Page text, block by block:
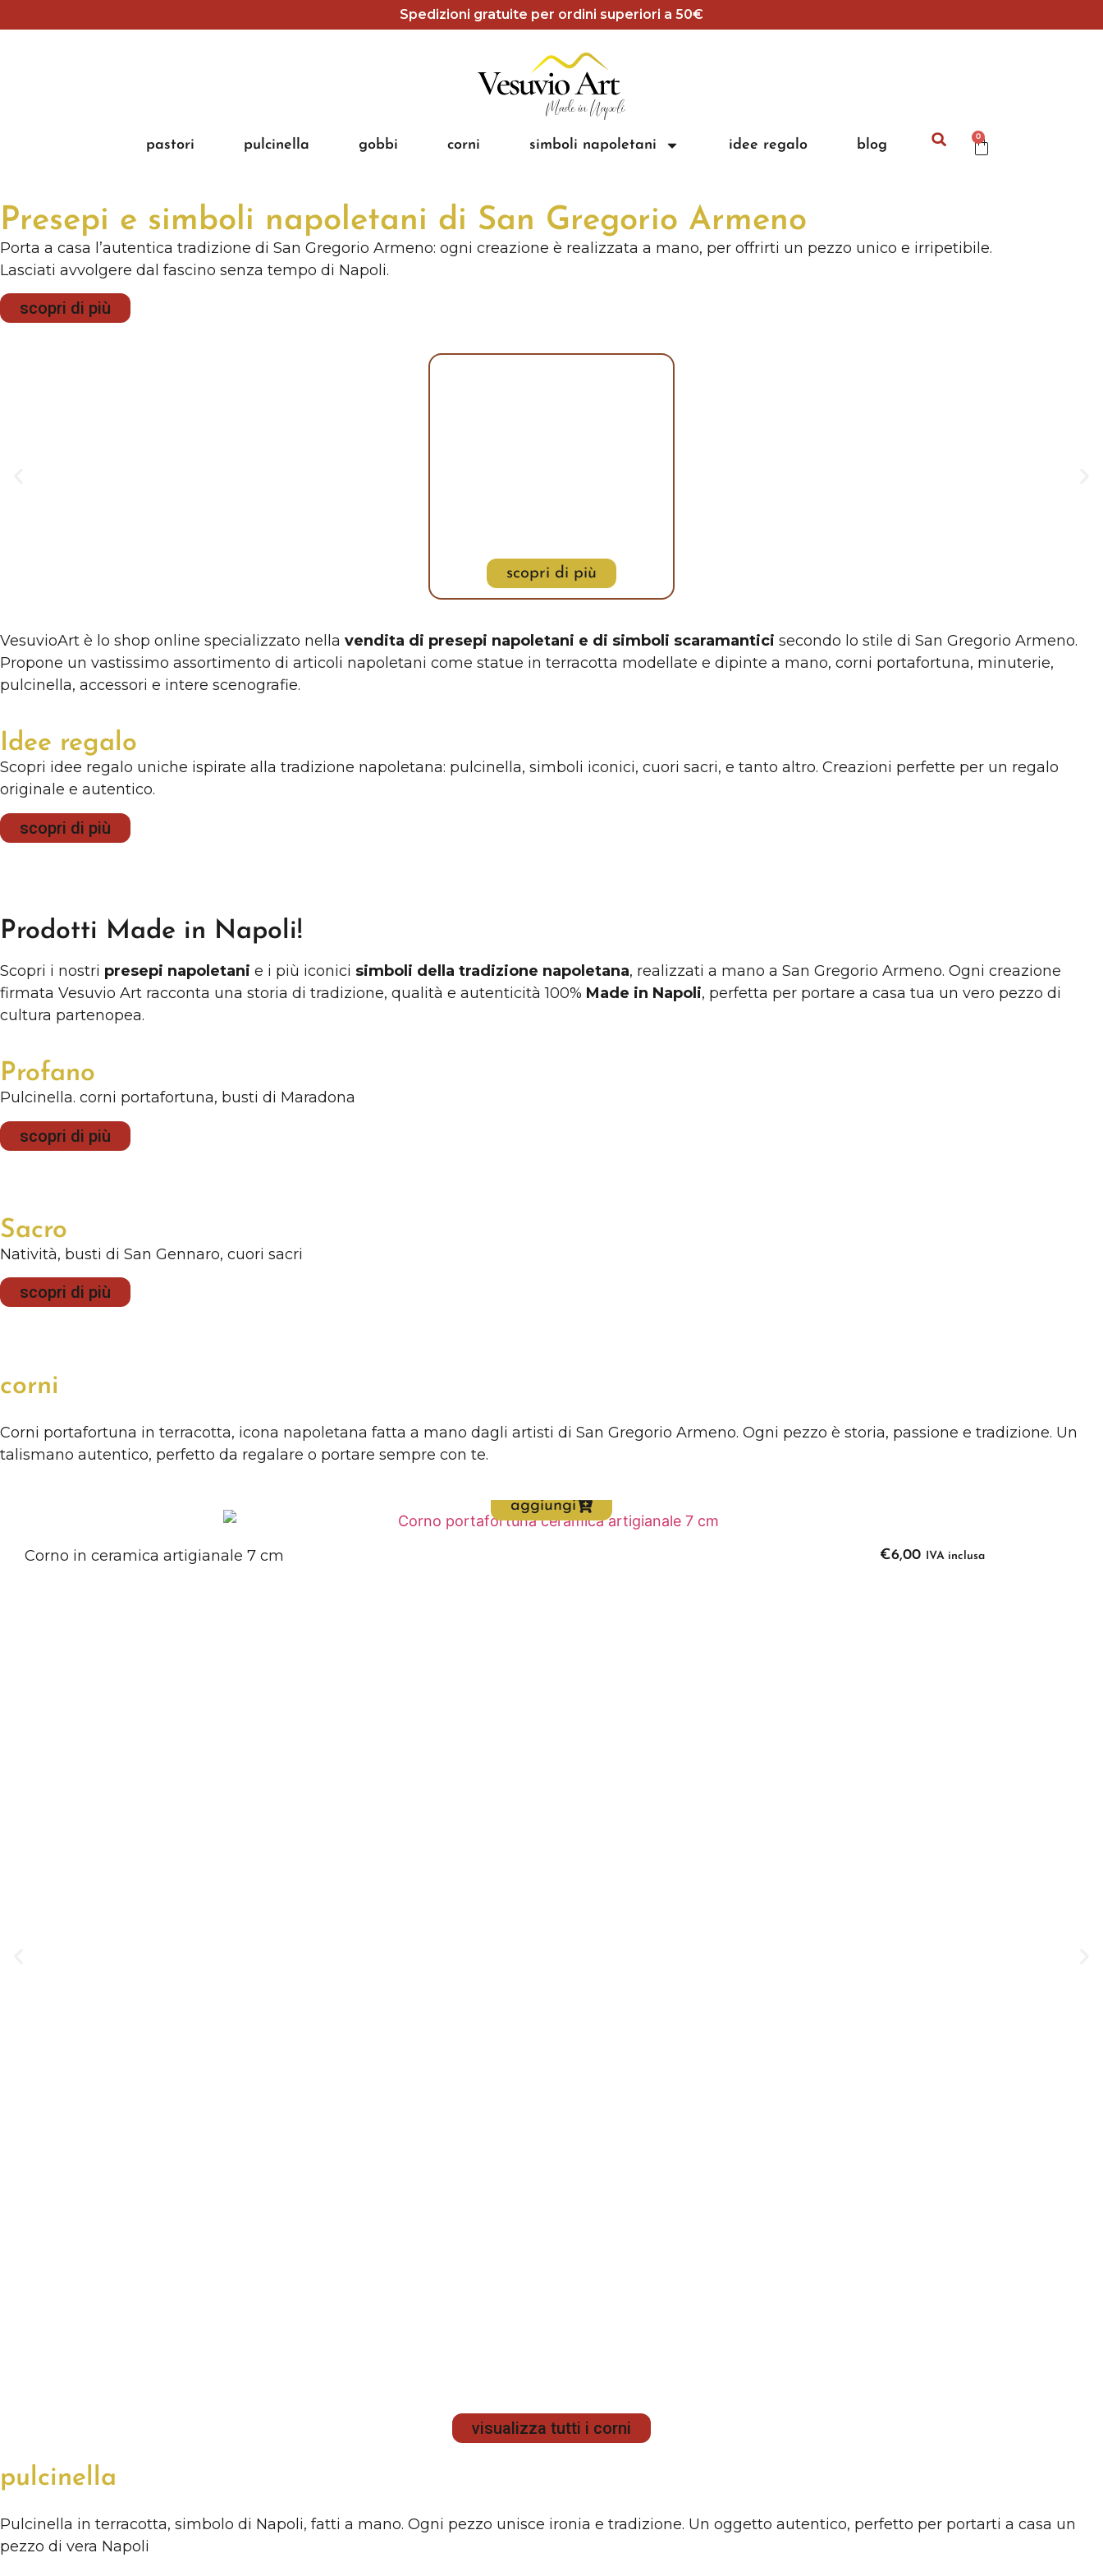
Spedizioni gratuite per ordini superiori a 50€
pastori pulcinella gobbi corni simboli napoletani idee regalo blog
0
Presepi e simboli napoletani di San Gregorio Armeno
Porta a casa l’autentica tradizione di San Gregorio Armeno: ogni creazione è realizzata a mano, per offrirti un pezzo unico e irripetibile.
Lasciati avvolgere dal fascino senza tempo di Napoli.
scopri di più
scopri di più
VesuvioArt è lo shop online specializzato nella vendita di presepi napoletani e di simboli scaramantici secondo lo stile di San Gregorio Armeno.
Propone un vastissimo assortimento di articoli napoletani come statue in terracotta modellate e dipinte a mano, corni portafortuna, minuterie,
pulcinella, accessori e intere scenografie.
Idee regalo
Scopri idee regalo uniche ispirate alla tradizione napoletana: pulcinella, simboli iconici, cuori sacri, e tanto altro. Creazioni perfette per un regalo
originale e autentico.
scopri di più
Prodotti Made in Napoli!
Scopri i nostri presepi napoletani e i più iconici simboli della tradizione napoletana, realizzati a mano a San Gregorio Armeno. Ogni creazione
firmata Vesuvio Art racconta una storia di tradizione, qualità e autenticità 100% Made in Napoli, perfetta per portare a casa tua un vero pezzo di
cultura partenopea.
Profano
Pulcinella. corni portafortuna, busti di Maradona
scopri di più
Sacro
Natività, busti di San Gennaro, cuori sacri
scopri di più
corni
Corni portafortuna in terracotta, icona napoletana fatta a mano dagli artisti di San Gregorio Armeno. Ogni pezzo è storia, passione e tradizione. Un
talismano autentico, perfetto da regalare o portare sempre con te.
aggiungi
Corno in ceramica artigianale 7 cm €6,00 IVA inclusa
visualizza tutti i corni
pulcinella
Pulcinella in terracotta, simbolo di Napoli, fatti a mano. Ogni pezzo unisce ironia e tradizione. Un oggetto autentico, perfetto per portarti a casa un
pezzo di vera Napoli